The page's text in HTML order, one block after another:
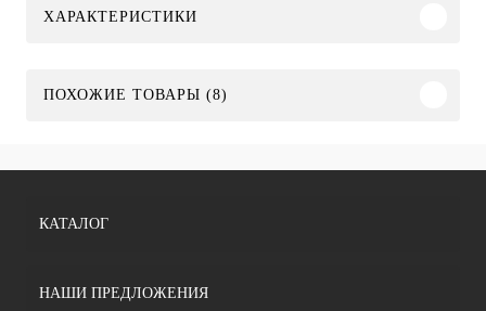
ХАРАКТЕРИСТИКИ
ПОХОЖИЕ ТОВАРЫ (8)
КАТАЛОГ
НАШИ ПРЕДЛОЖЕНИЯ